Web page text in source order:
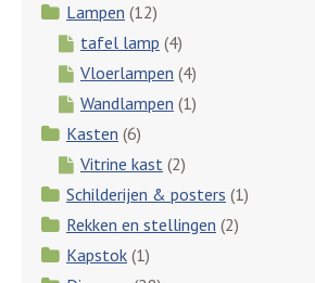
Lampen (12)
tafel lamp (4)
Vloerlampen (4)
Wandlampen (1)
Kasten (6)
Vitrine kast (2)
Schilderijen & posters (1)
Rekken en stellingen (2)
Kapstok (1)